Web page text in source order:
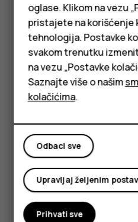
Pametni
Klasični
Tableti
Got
Posetite naš
podrška.
Zatražite podršku
oglase. Klikom na vezu
pristajete na korišćenje
tehnologija. Postavke
svakom trenutku
na vezu „Postavke
Saznajte više o našim
kolačićima.
Odbaci sve
Upravljaj željenim
Prihvati sve